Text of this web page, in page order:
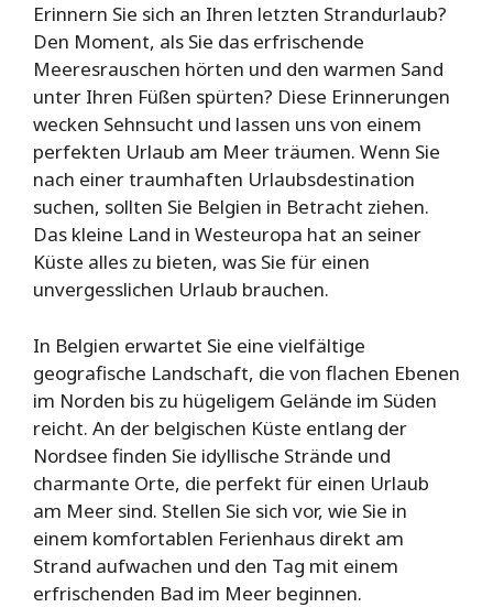
Erinnern Sie sich an Ihren letzten Strandurlaub?
Den Moment, als Sie das erfrischende
Meeresrauschen hörten und den warmen Sand
unter Ihren Füßen spürten? Diese Erinnerungen
wecken Sehnsucht und lassen uns von einem
perfekten Urlaub am Meer träumen. Wenn Sie
nach einer traumhaften Urlaubsdestination
suchen, sollten Sie Belgien in Betracht ziehen.
Das kleine Land in Westeuropa hat an seiner
Küste alles zu bieten, was Sie für einen
unvergesslichen Urlaub brauchen.
In Belgien erwartet Sie eine vielfältige
geografische Landschaft, die von flachen Ebenen
im Norden bis zu hügeligem Gelände im Süden
reicht. An der belgischen Küste entlang der
Nordsee finden Sie idyllische Strände und
charmante Orte, die perfekt für einen Urlaub
am Meer sind. Stellen Sie sich vor, wie Sie in
einem komfortablen Ferienhaus direkt am
Strand aufwachen und den Tag mit einem
erfrischenden Bad im Meer beginnen.